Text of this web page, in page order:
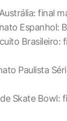
final
Espanhol:
Brasileiro:
Paulista
Skate